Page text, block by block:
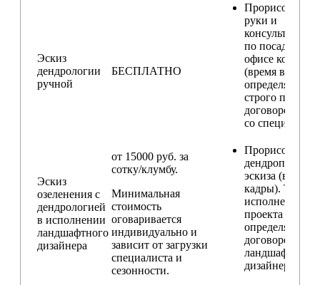
Эскиз
дендрологии
ручной
БЕСПЛАТНО
Прорисовка от
руки и
по посадкам в
офисе
(время встречи
определяется
строго по
со
Эскиз
озеленения с
дендрологией
в исполнении
ландшафтного
дизайнера
от 15000 руб. за
сотку/клумбу.
Минимальная
стоимость
оговаривается
индивидуально и
зависит от загрузки
специалиста и
сезонности.
Прорисовка
дендроплана и
эскиза
кадры).
исполнения
проекта
определяется
ландшафтным
дизайнером